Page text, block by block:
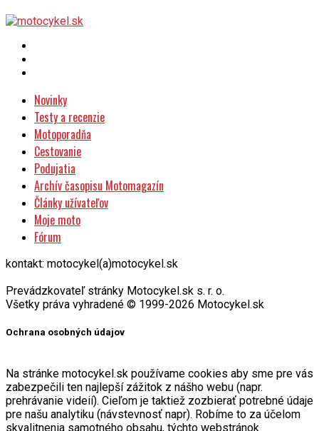
Novinky
Testy a recenzie
Motoporadňa
Cestovanie
Podujatia
Archív časopisu Motomagazín
Články užívateľov
Moje moto
Fórum
kontakt: motocykel(a)motocykel.sk
Prevádzkovateľ stránky Motocykel.sk s. r. o.
Všetky práva vyhradené © 1999-2026 Motocykel.sk
Ochrana osobných údajov
Na stránke motocykel.sk používame cookies aby sme pre vás
zabezpečili ten najlepší zážitok z nášho webu (napr.
prehrávanie videií). Cieľom je taktiež zozbierať potrebné údaje
pre našu analytiku (návstevnosť napr). Robíme to za účelom
skvalitnenia samotného obsahu, týchto webstránok